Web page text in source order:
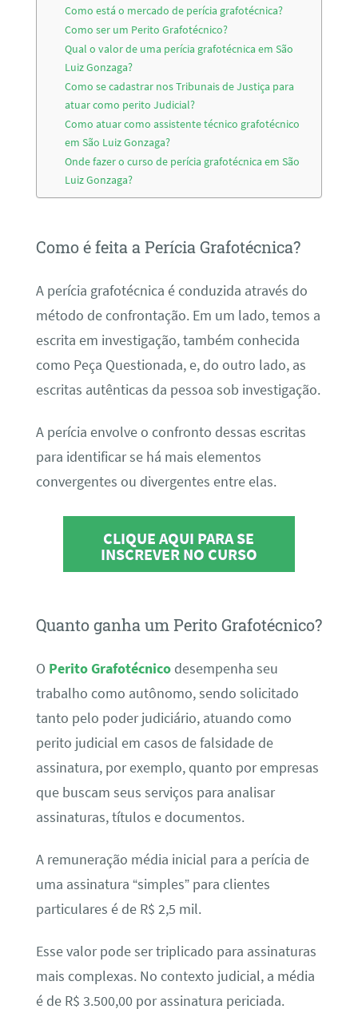
Como está o mercado de perícia grafotécnica?
Como ser um Perito Grafotécnico?
Qual o valor de uma perícia grafotécnica em São
Luiz Gonzaga?
Como se cadastrar nos Tribunais de Justiça para
atuar como perito Judicial?
Como atuar como assistente técnico grafotécnico
em São Luiz Gonzaga?
Onde fazer o curso de perícia grafotécnica em São
Luiz Gonzaga?
Como é feita a Perícia Grafotécnica?
A perícia grafotécnica é conduzida através do
método de confrontação. Em um lado, temos a
escrita em investigação, também conhecida
como Peça Questionada, e, do outro lado, as
escritas autênticas da pessoa sob investigação.
A perícia envolve o confronto dessas escritas
para identificar se há mais elementos
convergentes ou divergentes entre elas.
CLIQUE AQUI PARA SE
INSCREVER NO CURSO
Quanto ganha um Perito Grafotécnico?
O Perito Grafotécnicodesempenha seu
trabalho como autônomo, sendo solicitado
tanto pelo poder judiciário, atuando como
perito judicial em casos de falsidade de
assinatura, por exemplo, quanto por empresas
que buscam seus serviços para analisar
assinaturas, títulos e documentos.
A remuneração média inicial para a perícia de
uma assinatura “simples” para clientes
particulares é de R$ 2,5 mil.
Esse valor pode ser triplicado para assinaturas
mais complexas. No contexto judicial, a média
é de R$ 3.500,00 por assinatura periciada.